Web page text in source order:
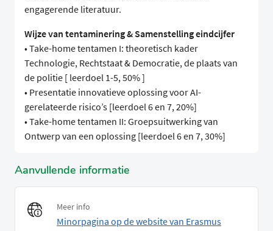
engagerende literatuur.
Wijze van tentaminering & Samenstelling eindcijfer
• Take-home tentamen I: theoretisch kader
Technologie, Rechtstaat & Democratie, de plaats van
de politie [ leerdoel 1-5, 50% ]
• Presentatie innovatieve oplossing voor AI-
gerelateerde risico’s [leerdoel 6 en 7, 20%]
• Take-home tentamen II: Groepsuitwerking van
Ontwerp van een oplossing [leerdoel 6 en 7, 30%]
Aanvullende informatie
Meer info
Minorpagina op de website van Erasmus